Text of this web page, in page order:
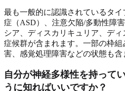
最も一般的に認識されているタ
症（ASD）、注意欠陥/多動性障
シア、ディスカリキュリア、デ
症候群が含まれます。一部の枠
害、感覚処理障害などの状態も含
自分が神経多様性を持って
うに知ればいいですか？